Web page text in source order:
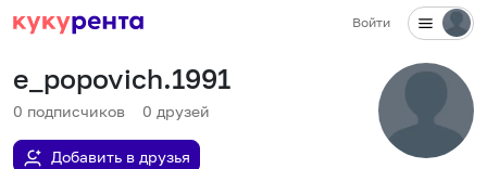
Войти
e_popovich.1991
0 подписчиков 0 друзей
Добавить в друзья